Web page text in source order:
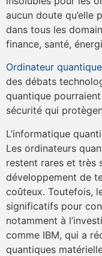
aucun doute qu’elle
dans tous les
finance, santé,
Ordinateur
des débats
quantique
sécurité qui
L’informatique
Les ordinateurs
restent rares et très
développement de
coûteux. Toutefois,
significatifs pour
notamment à
comme IBM, qui a
quantiques